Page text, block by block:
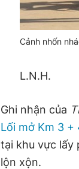
Cảnh nhốn
L.N.H.
Ghi nhận của
Lối mở Km 3 +
tại khu vực lấy
lộn xộn.